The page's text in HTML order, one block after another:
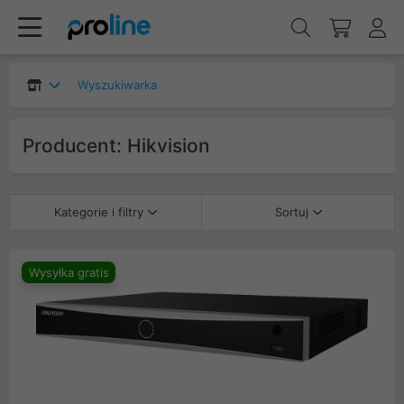
Wyszukiwarka
Producent: Hikvision
Kategorie i filtry Sortuj
Wysyłka gratis